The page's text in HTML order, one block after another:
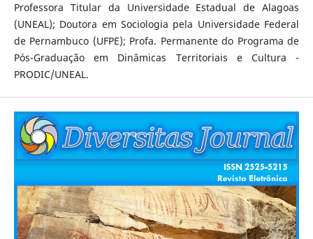
Professora Titular da Universidade Estadual de Alagoas
(UNEAL); Doutora em Sociologia pela Universidade Federal
de Pernambuco (UFPE); Profa. Permanente do Programa de
Pós-Graduação em Dinâmicas Territoriais e Cultura -
PRODIC/UNEAL.